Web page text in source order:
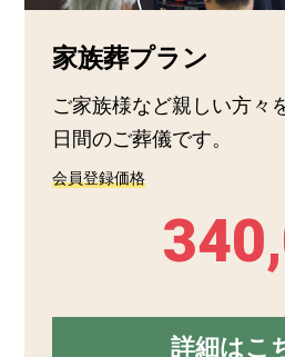
家族葬プラン
ご家族様など親しい方々
日間のご葬儀です。
会員登録価格
詳細はこ